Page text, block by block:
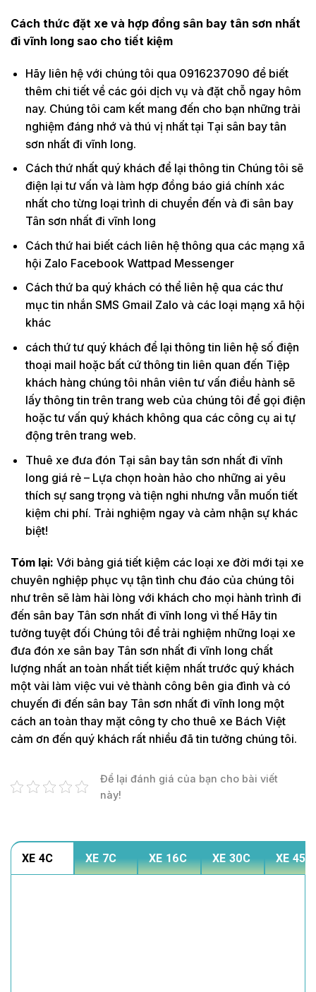
Cách thức đặt xe và hợp đồng sân bay tân sơn nhất
đi vĩnh long sao cho tiết kiệm
Hãy liên hệ với chúng tôi qua 0916237090 để biết
thêm chi tiết về các gói dịch vụ và đặt chỗ ngay hôm
nay. Chúng tôi cam kết mang đến cho bạn những trải
nghiệm đáng nhớ và thú vị nhất tại Tại sân bay tân
sơn nhất đi vĩnh long.
Cách thứ nhất quý khách để lại thông tin Chúng tôi sẽ
điện lại tư vấn và làm hợp đồng báo giá chính xác
nhất cho từng loại trình di chuyển đến và đi sân bay
Tân sơn nhất đi vĩnh long
Cách thứ hai biết cách liên hệ thông qua các mạng xã
hội Zalo Facebook Wattpad Messenger
Cách thứ ba quý khách có thể liên hệ qua các thư
mục tin nhắn SMS Gmail Zalo và các loại mạng xã hội
khác
cách thứ tư quý khách để lại thông tin liên hệ số điện
thoại mail hoặc bất cứ thông tin liên quan đến Tiệp
khách hàng chúng tôi nhân viên tư vấn điều hành sẽ
lấy thông tin trên trang web của chúng tôi để gọi điện
hoặc tư vấn quý khách không qua các công cụ ai tự
động trên trang web.
Thuê xe đưa đón Tại sân bay tân sơn nhất đi vĩnh
long giá rẻ – Lựa chọn hoàn hảo cho những ai yêu
thích sự sang trọng và tiện nghi nhưng vẫn muốn tiết
kiệm chi phí. Trải nghiệm ngay và cảm nhận sự khác
biệt!
Tóm lại: Với bảng giá tiết kiệm các loại xe đời mới tại xe
chuyên nghiệp phục vụ tận tình chu đáo của chúng tôi
như trên sẽ làm hài lòng với khách cho mọi hành trình đi
đến sân bay Tân sơn nhất đi vĩnh long vì thế Hãy tin
tưởng tuyệt đối Chúng tôi để trải nghiệm những loại xe
đưa đón xe sân bay Tân sơn nhất đi vĩnh long chất
lượng nhất an toàn nhất tiết kiệm nhất trước quý khách
một vài làm việc vui vẻ thành công bên gia đình và có
chuyến đi đến sân bay Tân sơn nhất đi vĩnh long một
cách an toàn thay mặt công ty cho thuê xe Bách Việt
cảm ơn đến quý khách rất nhiều đã tin tưởng chúng tôi.
Để lại đánh giá của bạn cho bài viết
này!
XE 4C XE 7C XE 16C XE 30C XE 45C